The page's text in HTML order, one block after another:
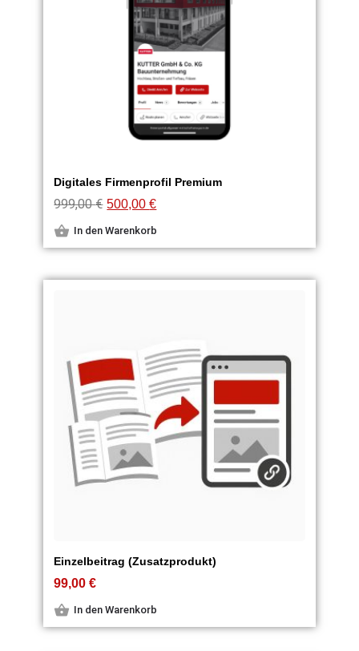
Digitales Firmenprofil Premium
999,00€ 500,00€
In den Warenkorb
Einzelbeitrag (Zusatzprodukt)
99,00€
In den Warenkorb